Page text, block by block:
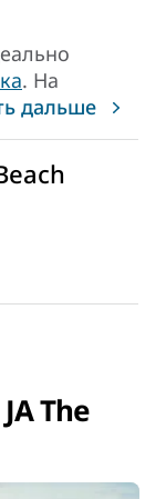
. На
дальше
The